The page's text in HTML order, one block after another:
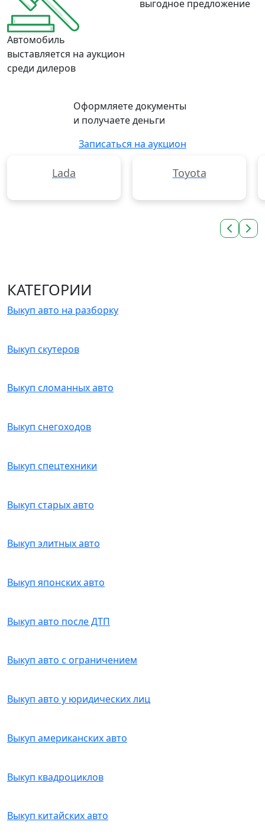
Автомобиль
выставляется на аукцион
среди дилеров
выгодное предложение
Оформляете документы
и получаете деньги
Записаться на аукцион
Lada Toyota
КАТЕГОРИИ
Выкуп авто на разборку
Выкуп скутеров
Выкуп сломанных авто
Выкуп снегоходов
Выкуп спецтехники
Выкуп старых авто
Выкуп элитных авто
Выкуп японских авто
Выкуп авто после ДТП
Выкуп авто с ограничением
Выкуп авто у юридических лиц
Выкуп американских авто
Выкуп квадроциклов
Выкуп китайских авто